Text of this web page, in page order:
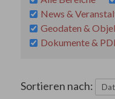
News &
Geodaten &
Dokumente &
Sortieren nach: